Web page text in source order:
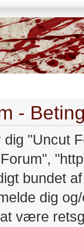
-
dig "Uncut
bundet
dig
være